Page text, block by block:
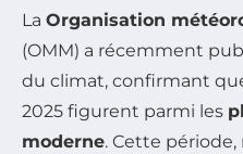
La Organisation
(OMM) a récemment
du climat, confirmant
2025 figurent parmi les
moderne. Cette